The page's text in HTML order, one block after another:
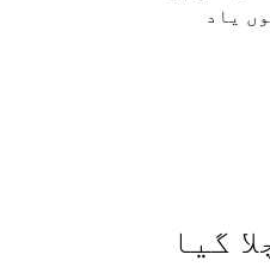
۱۹۵۸۔۵؍مئی ۲۰۱۳)کو صدیوں یاد
گیا